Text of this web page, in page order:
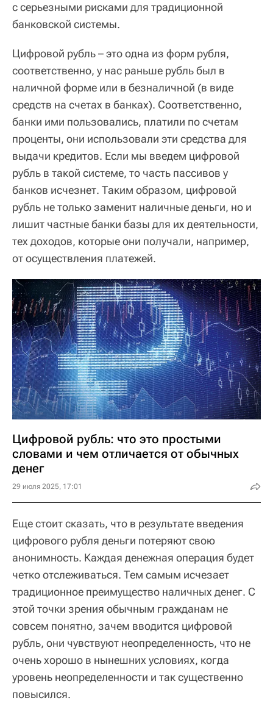
с серьезными рисками для традиционной
банковской системы.
Цифровой рубль – это одна из форм рубля,
соответственно, у нас раньше рубль был в
наличной форме или в безналичной (в виде
средств на счетах в банках). Соответственно,
банки ими пользовались, платили по счетам
проценты, они использовали эти средства для
выдачи кредитов. Если мы введем цифровой
рубль в такой системе, то часть пассивов у
банков исчезнет. Таким образом, цифровой
рубль не только заменит наличные деньги, но и
лишит частные банки базы для их деятельности,
тех доходов, которые они получали, например,
от осуществления платежей.
Цифровой рубль: что это простыми
словами и чем отличается от обычных
денег
29 июля 2025, 17:01
Еще стоит сказать, что в результате введения
цифрового рубля деньги потеряют свою
анонимность. Каждая денежная операция будет
четко отслеживаться. Тем самым исчезает
традиционное преимущество наличных денег. С
этой точки зрения обычным гражданам не
совсем понятно, зачем вводится цифровой
рубль, они чувствуют неопределенность, что не
очень хорошо в нынешних условиях, когда
уровень неопределенности и так существенно
повысился.